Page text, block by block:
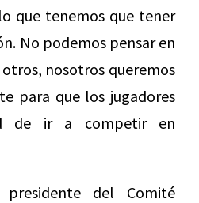
que tenemos que tener
No podemos pensar en
nosotros queremos
para que los jugadores
de ir a competir en
del Comité